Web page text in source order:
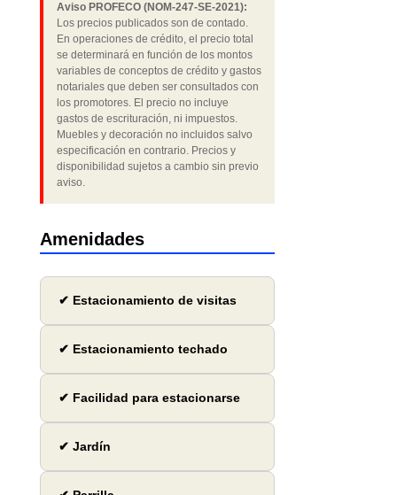
Aviso PROFECO (NOM-247-SE-2021):
Los precios publicados son de contado.
En operaciones de crédito, el precio total
se determinará en función de los montos
variables de conceptos de crédito y gastos
notariales que deben ser consultados con
los promotores. El precio no incluye
gastos de escrituración, ni impuestos.
Muebles y decoración no incluidos salvo
especificación en contrario. Precios y
disponibilidad sujetos a cambio sin previo
aviso.
Amenidades
✔ Estacionamiento de visitas
✔ Estacionamiento techado
✔ Facilidad para estacionarse
✔ Jardín